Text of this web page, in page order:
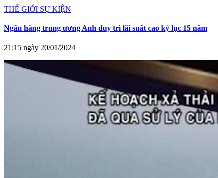
THẾ GIỚI SỰ KIỆN
Ngân hàng trung ương Anh duy trì lãi suất cao kỷ lục 15 năm
21:15 ngày 20/01/2024